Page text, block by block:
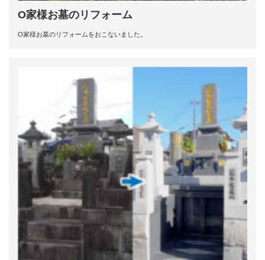
O家様お墓のリフォーム
O家様お墓のリフォームをおこないました。